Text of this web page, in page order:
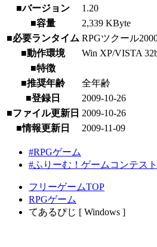
■バージョン
1.20
■容量
2,339 KByte
■必要ランタイム RPGツクール
■動作環境
Win XP/VISTA
■特徴
■推奨年齢
全年齢
■登録日
2009-10-26
■ファイル更新日 2009-10-26
■情報更新日
2009-11-09
#RPGゲーム
#ふりーむ！ゲームコンテス
フリーゲームTOP
RPGゲーム
てあるぴじ [ Windows ]